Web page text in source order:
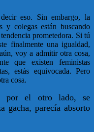
eso. Sin embargo, la
y colegas están buscando
prometedora. Si tú
finalmente una igualdad,
voy a admitir otra cosa,
que existen feministas
estás equivocada. Pero
cosa.
por el otro lado, se
gacha, parecía absorto